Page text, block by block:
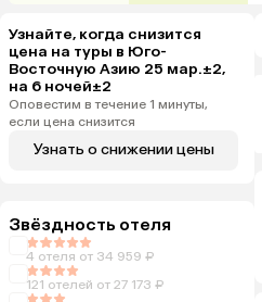
Узнайте, когда снизится
цена на туры в Юго-
Восточную Азию 25 мар.±2,
на 6 ночей±2
Оповестим в течение 1 минуты,
если цена снизится
Узнать о снижении цены
Звёздность отеля
4 отеля от 34 959 ₽
121 отелей от 27 173 ₽